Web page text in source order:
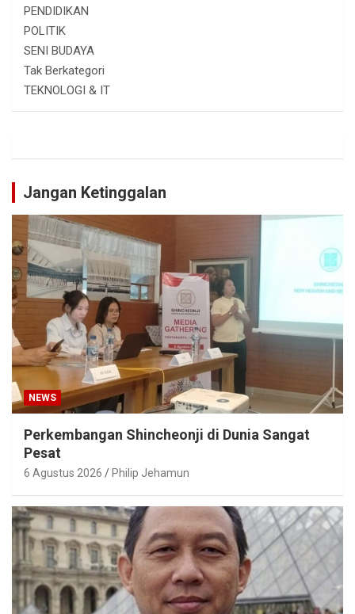
PENDIDIKAN
POLITIK
SENI BUDAYA
Tak Berkategori
TEKNOLOGI & IT
Jangan Ketinggalan
NEWS
Perkembangan Shincheonji di Dunia Sangat
Pesat
6 Agustus 2026 Philip Jehamun